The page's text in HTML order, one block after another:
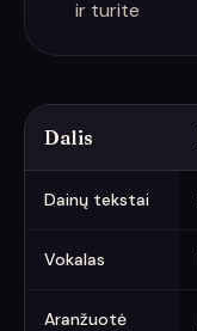
ir turite
Dalis
Dainų tekstai
Vokalas
Aranžuotė